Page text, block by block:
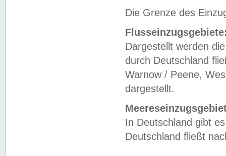
Die Grenze des
Dargestellt werden
durch Deutschland
Warnow / Peene,
dargestellt.
In Deutschland gibt
Deutschland fließt